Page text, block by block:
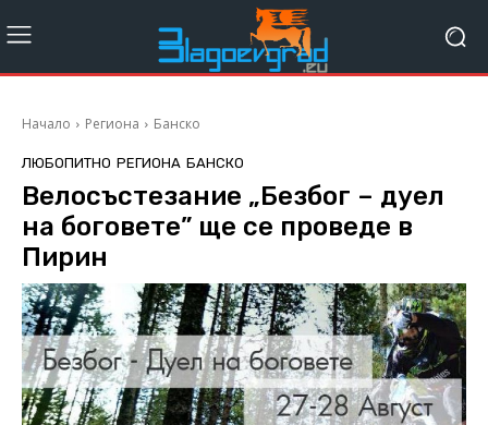
Начало Региона Банско
ЛЮБОПИТНО РЕГИОНА БАНСКО
Велосъстезание „Безбог – дуел
на боговете” ще се проведе в
Пирин